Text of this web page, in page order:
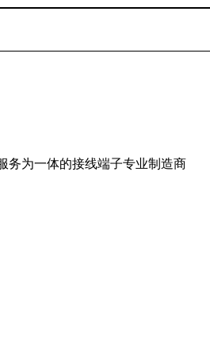
务为一体的接线端子专业制造商